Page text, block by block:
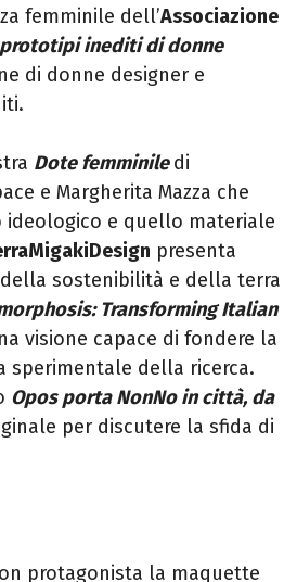
femminile dell’Associazione
inediti di donne
di donne designer e
Dote femminiledi
e Margherita Mazza che
ideologico e quello materiale
presenta
sostenibilità e della terra
Transforming Italian
visione capace di fondere la
sperimentale della ricerca.
Opos porta NonNo in città, da
per discutere la sfida di
protagonista la maquette